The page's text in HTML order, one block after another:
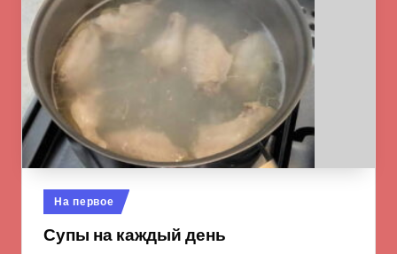
Опубликовано
в
На первое
Супы на каждый день